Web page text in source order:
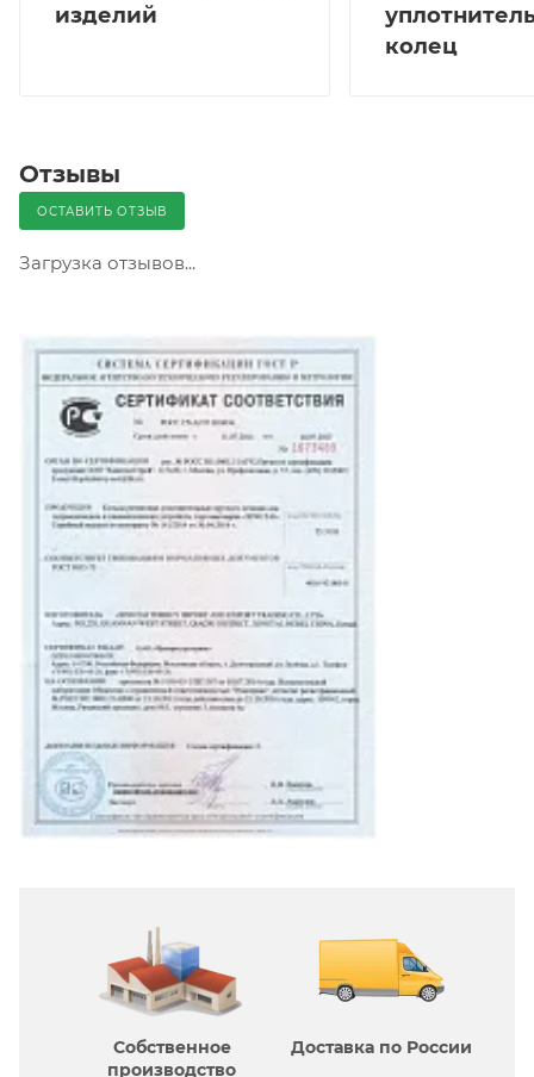
изделий
колец
Отзывы
ОСТАВИТЬ ОТЗЫВ
Загрузка отзывов...
Собственное
производcтво
Доставка по России